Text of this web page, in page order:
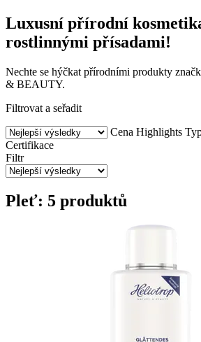
Luxusní přírodní
rostlinnými přísadami!
Nechte se hýčkat přírodními produkty
& BEAUTY.
Filtrovat a seřadit
Cena Highlights
Certifikace
Filtr
Pleť: 5 produktů